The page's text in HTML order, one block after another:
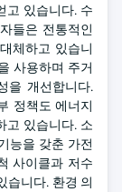
고 있습니다. 수
들은 전통적인
체하고 있습니
사용하며 주거
을 개선합니다.
정책도 에너지
고 있습니다. 소
능을 갖춘 가전
사이클과 저수
습니다. 환경 의